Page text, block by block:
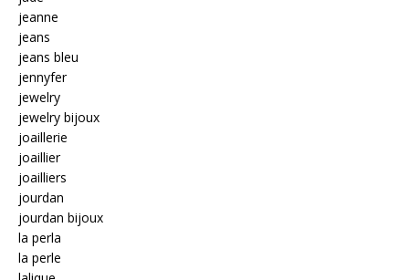
jeanne
jeans
jeans bleu
jennyfer
jewelry
jewelry bijoux
joaillerie
joaillier
joailliers
jourdan
jourdan bijoux
la perla
la perle